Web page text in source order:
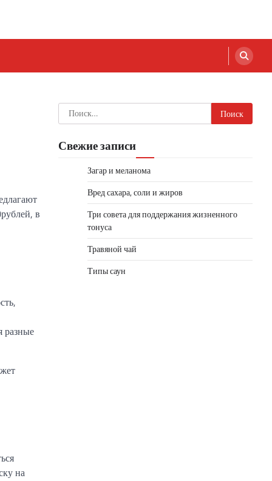
в
разные
на
Найти:
Свежие записи
Загар и меланома
Вред сахара, соли и жиров
Три совета для поддержания жизненного
тонуса
Травяной чай
Типы саун